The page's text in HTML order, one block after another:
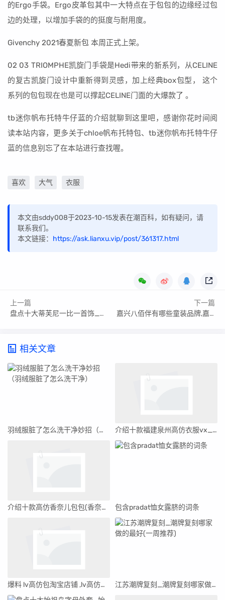
的Ergo手袋。Ergo皮革包其中一大特点在于包包的边缘经过包
边的处理，以增加手袋的的挺度与耐用度。
Givenchy 2021春夏新包 本周正式上架。
02 03 TRIOMPHE凯旋门手袋是Hedi带来的新系列，从CELINE
的复古凯旋门设计中重新得到灵感，加上经典box包型， 这个
系列的包包现在也是可以撑起CELINE门面的大爆款了 。
tb迷你帆布托特牛仔蓝的介绍就聊到这里吧，感谢你花时间阅
读本站内容，更多关于chloe帆布托特包、tb迷你帆布托特牛仔
蓝的信息别忘了在本站进行查找喔。
喜欢 大气 衣服
本文由sddy008于2023-10-15发表在潮百科，如有疑问，请
联系我们。
本文链接： https://ask.lianxu.vip/post/361317.html
上一篇
盘点十大蒂芙尼一比一首饰_蒂芙尼1比1什么意思
下一篇
嘉兴八佰伴有哪些童装品牌,嘉兴八佰伴有哪些童装品牌店
相关文章
羽绒服脏了怎么洗干净妙招（羽绒服脏了怎么洗干净） 介绍十款福建泉州高仿衣服vx_福建泉州高仿衣服在哪里拿货?
介绍十款高仿香奈儿包包(香奈儿包包官网) 包含pradat恤女露脐的词条
爆料 lv高仿包淘宝店铺 ,lv高仿货源 江苏潮牌复刻_潮牌复刻哪家做的最好(一周推荐)